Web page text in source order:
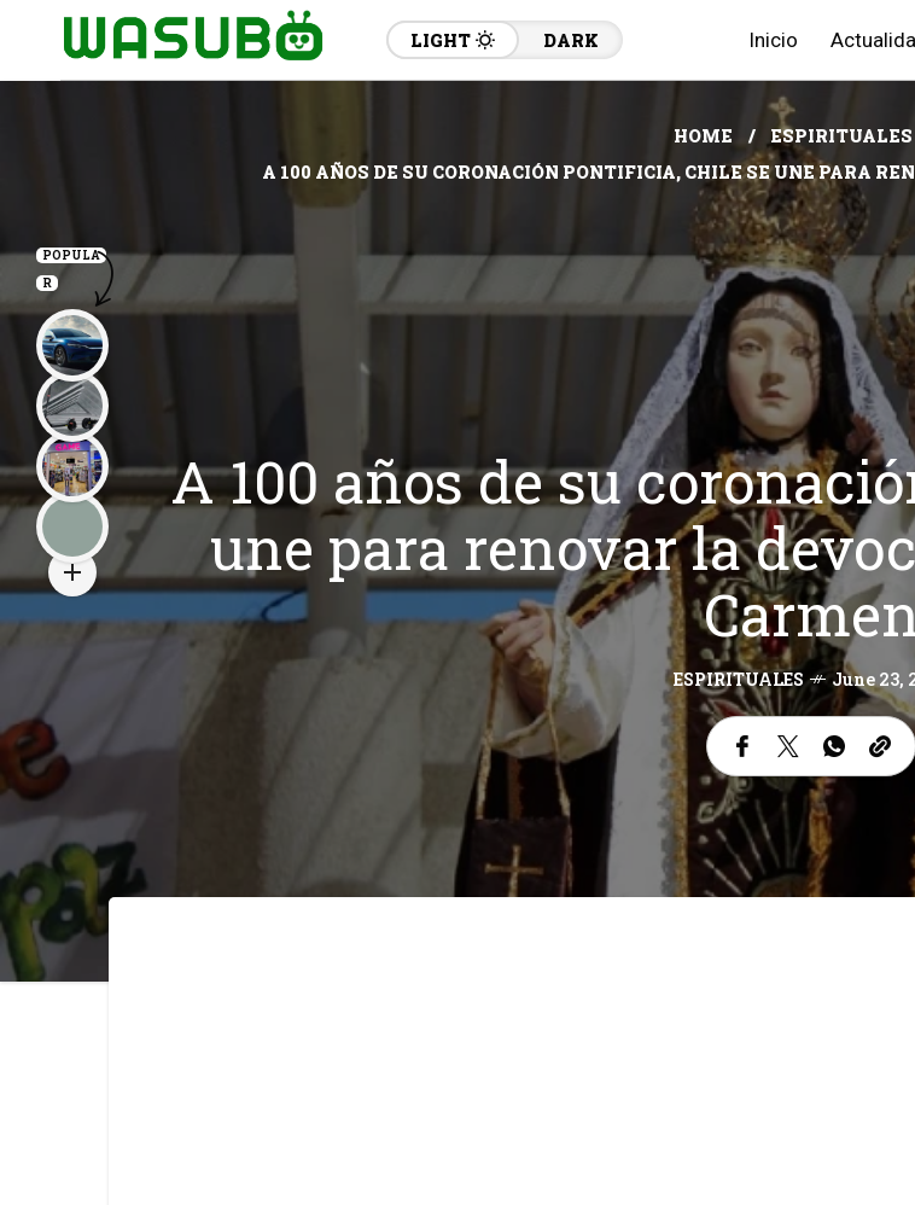
LIGHT DARK Inicio
HOME
ESPIRITUALES
A 100 AÑOS DE SU CORONACIÓN PONTIFICIA, CHILE SE UNE PARA
A 100 años de su
une para renovar la
ESPIRITUALES June 23,
POPULA
R